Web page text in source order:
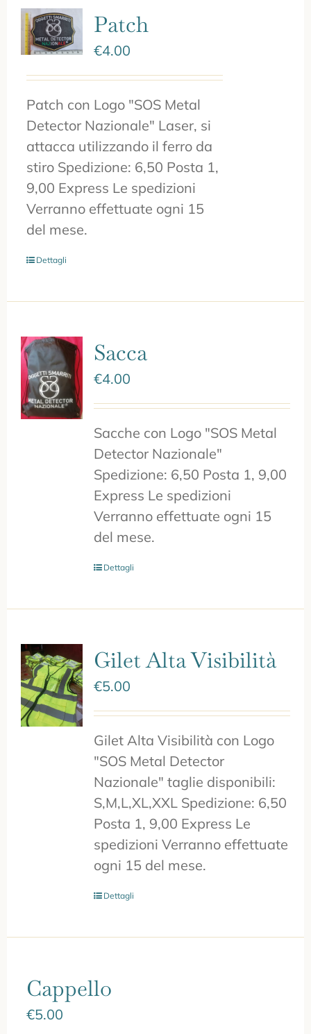
Patch
€4.00
Patch con Logo "SOS Metal
Detector Nazionale" Laser, si
attacca utilizzando il ferro da
stiro Spedizione: 6,50 Posta 1,
9,00 Express Le spedizioni
Verranno effettuate ogni 15
del mese.
Dettagli
Sacca
€4.00
Sacche con Logo "SOS Metal
Detector Nazionale"
Spedizione: 6,50 Posta 1, 9,00
Express Le spedizioni
Verranno effettuate ogni 15
del mese.
Dettagli
Gilet Alta Visibilità
€5.00
Gilet Alta Visibilità con Logo
"SOS Metal Detector
Nazionale" taglie disponibili:
S,M,L,XL,XXL Spedizione: 6,50
Posta 1, 9,00 Express Le
spedizioni Verranno effettuate
ogni 15 del mese.
Dettagli
Cappello
€5.00